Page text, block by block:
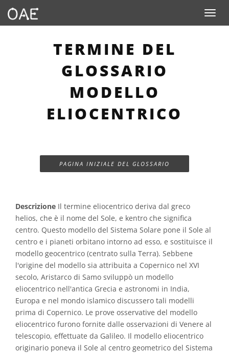
Toggle
TERMINE DEL
GLOSSARIO
MODELLO
ELIOCENTRICO
PAGINA INIZIALE DEL GLOSSARIO
Descrizione Il termine eliocentrico deriva dal greco
helios, che è il nome del Sole, e kentro che significa
centro. Questo modello del Sistema Solare pone il Sole al
centro e i pianeti orbitano intorno ad esso, e sostituisce il
modello geocentrico (centrato sulla Terra). Sebbene
l'origine del modello sia attribuita a Copernico nel XVI
secolo, Aristarco di Samo sviluppò un modello
eliocentrico nell'antica Grecia e astronomi in India,
Europa e nel mondo islamico discussero tali modelli
prima di Copernico. Le prove osservative del modello
eliocentrico furono fornite dalle osservazioni di Venere al
telescopio, effettuate da Galileo. Il modello eliocentrico
originario poneva il Sole al centro geometrico del Sistema